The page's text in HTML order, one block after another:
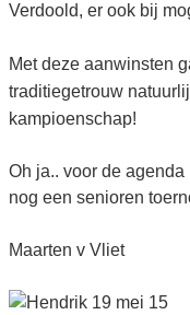
Verdoold, er ook bij
Met deze aanwinsten
traditiegetrouw
kampioenschap!
Oh ja.. voor de
nog een senioren
Maarten v Vliet